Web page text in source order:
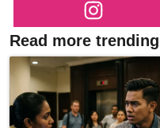
Read more